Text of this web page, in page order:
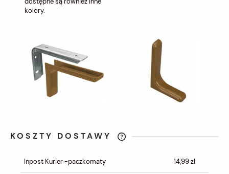
kolory.
KOSZTY DOSTAWY
KOSZTÓW PŁATNOŚCI
Inpost Kurier -paczkomaty 14,99 zł